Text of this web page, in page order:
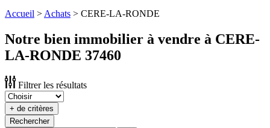
Accueil > Achats > CERE-LA-RONDE
Notre bien immobilier à vendre à CERE-
LA-RONDE 37460
Filtrer les résultats
+ de critères
Rechercher